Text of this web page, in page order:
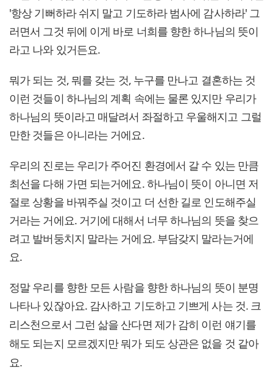
'항상 기뻐하라 쉬지 말고 기도하라 범사에 감사하라' 그
러면서 그것 뒤에 이게 바로 너희를 향한 하나님의 뜻이
라고 나와 있거든요.
뭐가 되는 것, 뭐를 갖는 것, 누구를 만나고 결혼하는 것
이런 것들이 하나님의 계획 속에는 물론 있지만 우리가
하나님의 뜻이라고 매달려서 좌절하고 우울해지고 그럴
만한 것들은 아니라는 거에요.
우리의 진로는 우리가 주어진 환경에서 갈 수 있는 만큼
최선을 다해 가면 되는거에요. 하나님이 뜻이 아니면 저
절로 상황을 바꿔주실 것이고 더 선한 길로 인도해주실
거라는 거에요. 거기에 대해서 너무 하나님의 뜻을 찾으
려고 발버둥치지 말라는 거에요. 부담갖지 말라는거에
요.
정말 우리를 향한 모든 사람을 향한 하나님의 뜻이 분명
나타나 있잖아요. 감사하고 기도하고 기쁘게 사는 것. 크
리스천으로서 그런 삶을 산다면 제가 감히 이런 얘기를
해도 되는지 모르겠지만 뭐가 되도 상관은 없을 것 같아
요.